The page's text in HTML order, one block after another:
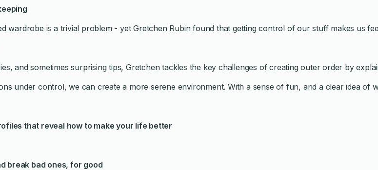
wardrobe is a trivial problem - yet Gretchen Rubin found that getting control of our stuff makes us
and sometimes surprising tips, Gretchen tackles the key challenges of creating outer order by
under control, we can create a more serene environment. With a sense of fun, and a clear idea
that reveal how to make your life better
break bad ones, for good